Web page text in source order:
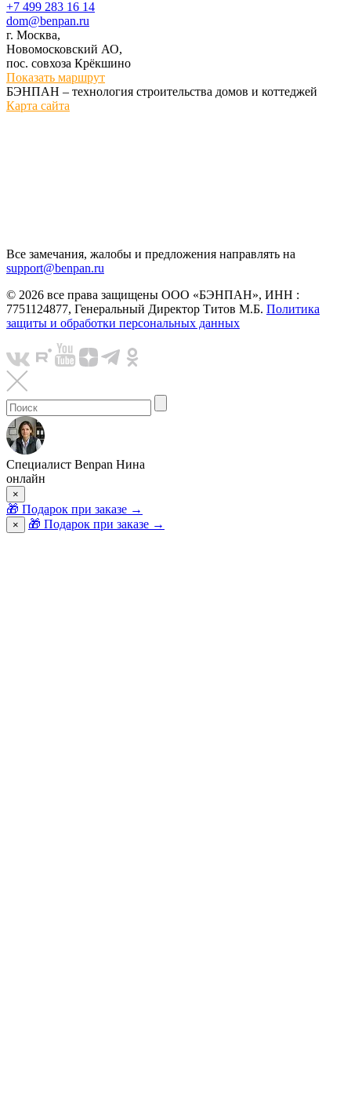
+7 499 283 16 14
dom@benpan.ru
г. Москва,
Новомосковский АО,
пос. совхоза Крёкшино
Показать маршрут
БЭНПАН – технология строительства домов и коттеджей
Карта сайта
Все замечания, жалобы и предложения направлять на
support@benpan.ru
© 2026 все права защищены ООО «БЭНПАН», ИНН :
7751124877, Генеральный Директор Титов М.Б. Политика
защиты и обработки персональных данных
Специалист Benpan Нина
онлайн
×
🎁 Подарок при заказе →
× 🎁 Подарок при заказе →